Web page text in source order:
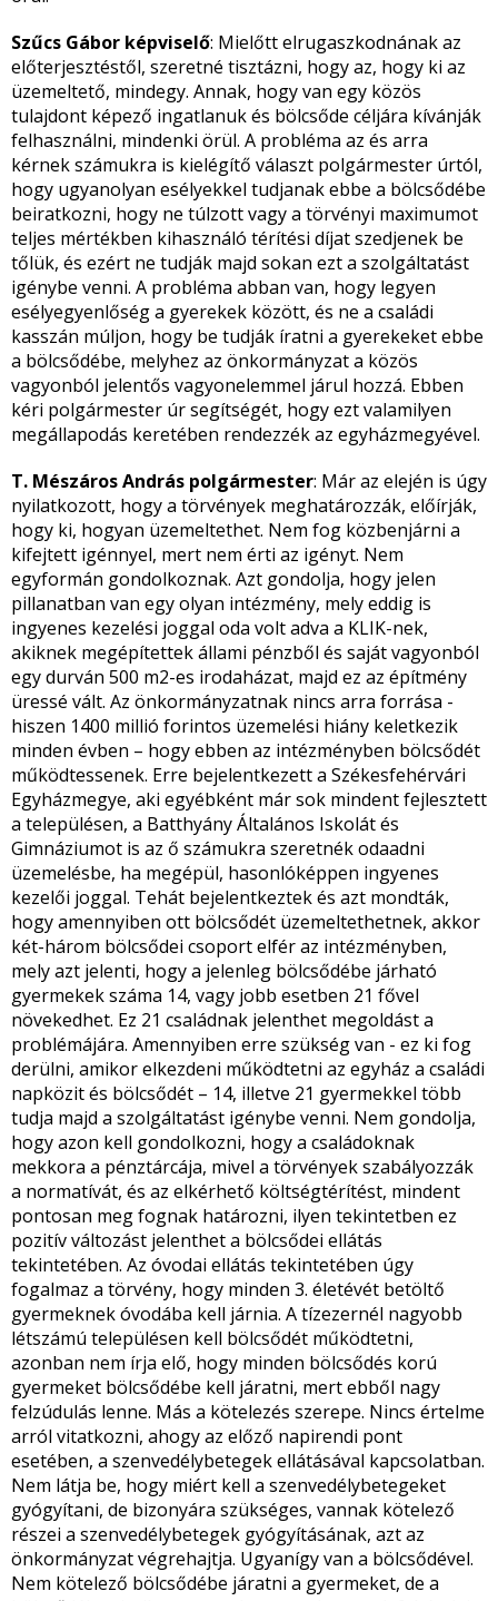
Szűcs Gábor képviselő: Mielőtt elrugaszkodnának az
előterjesztéstől, szeretné tisztázni, hogy az, hogy ki az
üzemeltető, mindegy. Annak, hogy van egy közös
tulajdont képező ingatlanuk és bölcsőde céljára kívánják
felhasználni, mindenki örül. A probléma az és arra
kérnek számukra is kielégítő választ polgármester úrtól,
hogy ugyanolyan esélyekkel tudjanak ebbe a bölcsődébe
beiratkozni, hogy ne túlzott vagy a törvényi maximumot
teljes mértékben kihasználó térítési díjat szedjenek be
tőlük, és ezért ne tudják majd sokan ezt a szolgáltatást
igénybe venni. A probléma abban van, hogy legyen
esélyegyenlőség a gyerekek között, és ne a családi
kasszán múljon, hogy be tudják íratni a gyerekeket ebbe
a bölcsődébe, melyhez az önkormányzat a közös
vagyonból jelentős vagyonelemmel járul hozzá. Ebben
kéri polgármester úr segítségét, hogy ezt valamilyen
megállapodás keretében rendezzék az egyházmegyével.
T. Mészáros András polgármester: Már az elején is úgy
nyilatkozott, hogy a törvények meghatározzák, előírják,
hogy ki, hogyan üzemeltethet. Nem fog közbenjárni a
kifejtett igénnyel, mert nem érti az igényt. Nem
egyformán gondolkoznak. Azt gondolja, hogy jelen
pillanatban van egy olyan intézmény, mely eddig is
ingyenes kezelési joggal oda volt adva a KLIK-nek,
akiknek megépítettek állami pénzből és saját vagyonból
egy durván 500 m2-es irodaházat, majd ez az építmény
üressé vált. Az önkormányzatnak nincs arra forrása -
hiszen 1400 millió forintos üzemelési hiány keletkezik
minden évben – hogy ebben az intézményben bölcsődét
működtessenek. Erre bejelentkezett a Székesfehérvári
Egyházmegye, aki egyébként már sok mindent fejlesztett
a településen, a Batthyány Általános Iskolát és
Gimnáziumot is az ő számukra szeretnék odaadni
üzemelésbe, ha megépül, hasonlóképpen ingyenes
kezelői joggal. Tehát bejelentkeztek és azt mondták,
hogy amennyiben ott bölcsődét üzemeltethetnek, akkor
két-három bölcsődei csoport elfér az intézményben,
mely azt jelenti, hogy a jelenleg bölcsődébe járható
gyermekek száma 14, vagy jobb esetben 21 fővel
növekedhet. Ez 21 családnak jelenthet megoldást a
problémájára. Amennyiben erre szükség van - ez ki fog
derülni, amikor elkezdeni működtetni az egyház a családi
napközit és bölcsődét – 14, illetve 21 gyermekkel több
tudja majd a szolgáltatást igénybe venni. Nem gondolja,
hogy azon kell gondolkozni, hogy a családoknak
mekkora a pénztárcája, mivel a törvények szabályozzák
a normatívát, és az elkérhető költségtérítést, mindent
pontosan meg fognak határozni, ilyen tekintetben ez
pozitív változást jelenthet a bölcsődei ellátás
tekintetében. Az óvodai ellátás tekintetében úgy
fogalmaz a törvény, hogy minden 3. életévét betöltő
gyermeknek óvodába kell járnia. A tízezernél nagyobb
létszámú településen kell bölcsődét működtetni,
azonban nem írja elő, hogy minden bölcsődés korú
gyermeket bölcsődébe kell járatni, mert ebből nagy
felzúdulás lenne. Más a kötelezés szerepe. Nincs értelme
arról vitatkozni, ahogy az előző napirendi pont
esetében, a szenvedélybetegek ellátásával kapcsolatban.
Nem látja be, hogy miért kell a szenvedélybetegeket
gyógyítani, de bizonyára szükséges, vannak kötelező
részei a szenvedélybetegek gyógyításának, azt az
önkormányzat végrehajtja. Ugyanígy van a bölcsődével.
Nem kötelező bölcsődébe járatni a gyermeket, de a